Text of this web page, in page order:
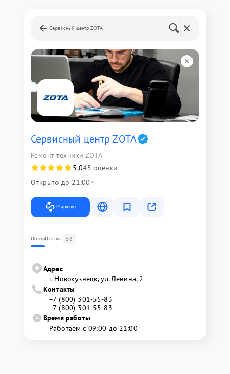
Сервисный центр ZOTA
Сервисный центр ZOTA
Ремонт техники ZOTA
5,045 оценки
Открыто до 21:00
Маршрут
ОбзорОтзывы 58
Адрес
г. Новокузнецк, ул. Ленина, 2
Контакты
+7 (800) 301-55-83
+7 (800) 301-55-83
Время работы
Работаем с 09:00 до 21:00